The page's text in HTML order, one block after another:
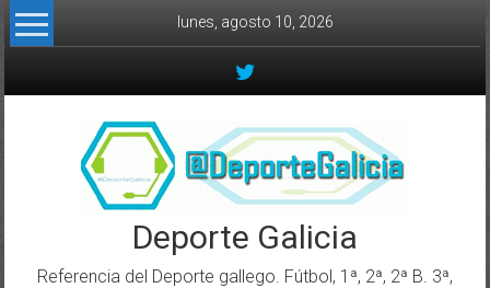
Skip to content
lunes, agosto 10, 2026
Deporte Galicia
Referencia del Deporte gallego. Fútbol, 1ª, 2ª, 2ª B. 3ª,